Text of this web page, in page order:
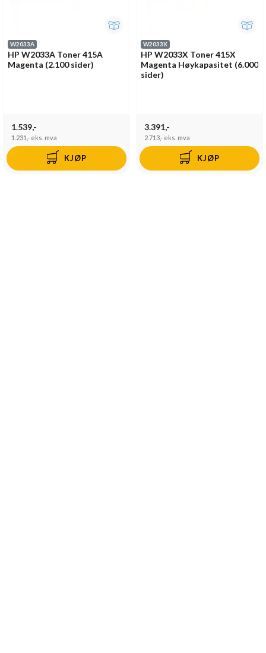
W2033A
HP W2033A Toner 415A
Magenta (2.100 sider)
1.539,-
1.231,- eks. mva
KJØP
W2033X
HP W2033X Toner 415X
Magenta Høykapasitet (6.000
sider)
3.391,-
2.713,- eks. mva
KJØP